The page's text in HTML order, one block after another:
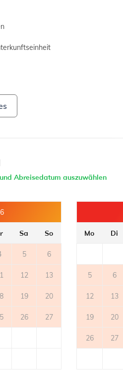
Fi
Abreisedatum auszuwählen
Sa So
5 6
12 13
19 20
26 27
Mo Di
5 6
12 13
19 20
26 27